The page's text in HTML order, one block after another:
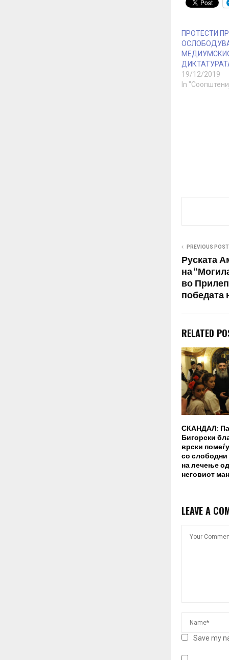
ПРОТЕСТИ
19/12/2019
In
PREVIOUS POST
Руската
на
во
RELATED
СКАНДАЛ:
Бигорски
врски
со
на лечење
неговиот
LEAVE A
Save my